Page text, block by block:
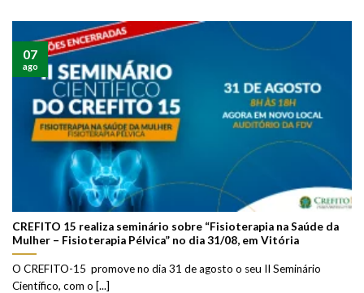
CREFITO 15 realiza seminário sobre “Fisioterapia na Saúde da
Mulher – Fisioterapia Pélvica” no dia 31/08, em Vitória
O CREFITO-15 promove no dia 31 de agosto o seu II Seminário
Científico, com o [...]
07
ago